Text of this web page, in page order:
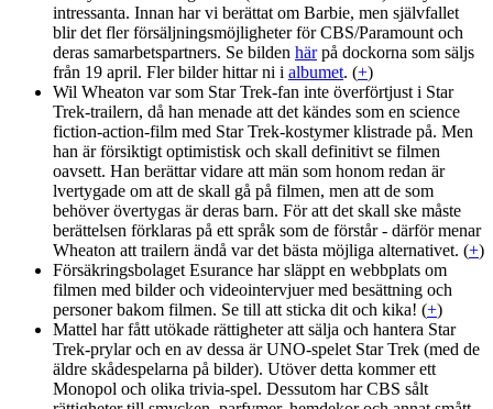
intressanta. Innan har vi berättat om Barbie, men självfallet
blir det fler försäljningsmöjligheter för CBS/Paramount och
deras samarbetspartners. Se bilden härpå dockorna som säljs
från 19 april. Fler bilder hittar ni i albumet. (+)
Wil Wheaton var som Star Trek-fan inte överförtjust i Star
Trek-trailern, då han menade att det kändes som en science
fiction-action-film med Star Trek-kostymer klistrade på. Men
han är försiktigt optimistisk och skall definitivt se filmen
oavsett. Han berättar vidare att män som honom redan är
lvertygade om att de skall gå på filmen, men att de som
behöver övertygas är deras barn. För att det skall ske måste
berättelsen förklaras på ett språk som de förstår - därför menar
Wheaton att trailern ändå var det bästa möjliga alternativet. (+)
Försäkringsbolaget Esurance har släppt en webbplats om
filmen med bilder och videointervjuer med besättning och
personer bakom filmen. Se till att sticka dit och kika! (+)
Mattel har fått utökade rättigheter att sälja och hantera Star
Trek-prylar och en av dessa är UNO-spelet Star Trek (med de
äldre skådespelarna på bilder). Utöver detta kommer ett
Monopol och olika trivia-spel. Dessutom har CBS sålt